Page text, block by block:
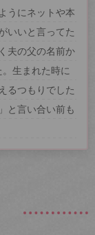
うにネットや本
いいと言ってた
夫の父の名前か
生まれた時に
るつもりでした
と言い合い前も